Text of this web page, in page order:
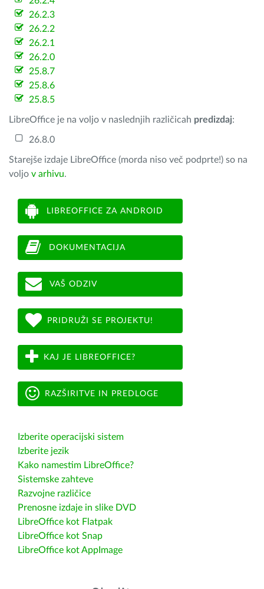
26.2.3
26.2.2
26.2.1
26.2.0
25.8.7
25.8.6
25.8.5
LibreOffice je na voljo v naslednjih različicah predizdaj:
26.8.0
Starejše izdaje LibreOffice (morda niso več podprte!) so na
voljo v arhivu.
LIBREOFFICE ZA ANDROID
DOKUMENTACIJA
VAŠ ODZIV
PRIDRUŽI SE PROJEKTU!
KAJ JE LIBREOFFICE?
RAZŠIRITVE IN PREDLOGE
Izberite operacijski sistem
Izberite jezik
Kako namestim LibreOffice?
Sistemske zahteve
Razvojne različice
Prenosne izdaje in slike DVD
LibreOffice kot Flatpak
LibreOffice kot Snap
LibreOffice kot AppImage